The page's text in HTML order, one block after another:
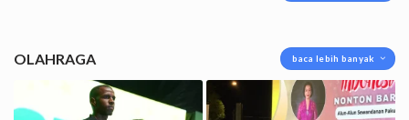
OLAHRAGA baca lebih banyak